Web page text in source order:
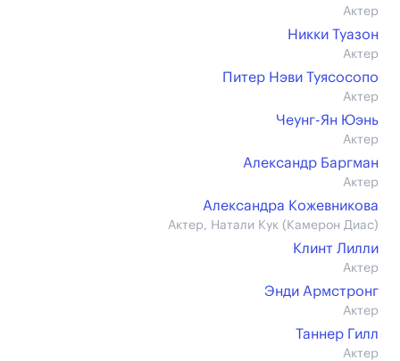
Актер
Никки Туазон
Актер
Питер Нэви Туясосопо
Актер
Чеунг-Ян Юэнь
Актер
Александр Баргман
Актер
Александра Кожевникова
Актер, Натали Кук (Камерон Диас)
Клинт Лилли
Актер
Энди Армстронг
Актер
Таннер Гилл
Актер